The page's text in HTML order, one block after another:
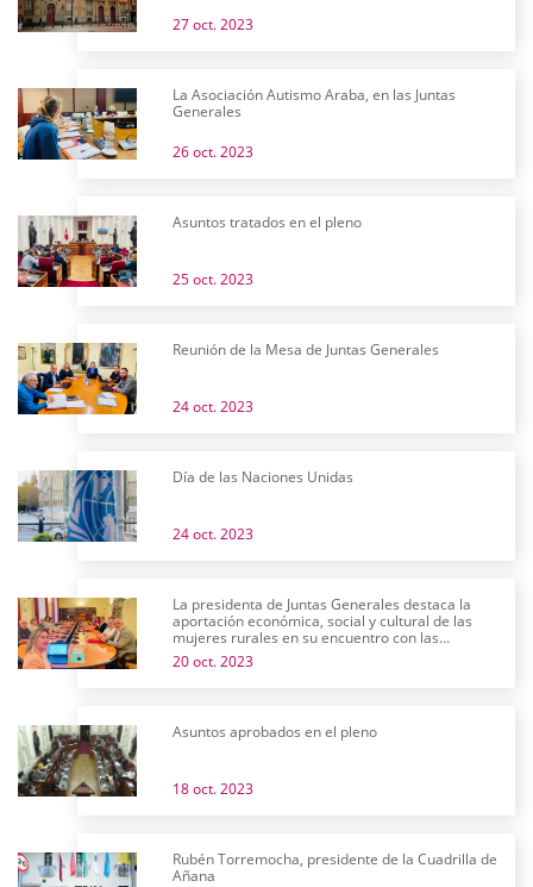
27 oct. 2023
La Asociación Autismo Araba, en las Juntas
Generales
26 oct. 2023
Asuntos tratados en el pleno
25 oct. 2023
Reunión de la Mesa de Juntas Generales
24 oct. 2023
Día de las Naciones Unidas
24 oct. 2023
La presidenta de Juntas Generales destaca la
aportación económica, social y cultural de las
mujeres rurales en su encuentro con las
Asociaciones de Desarrollo del territorio
20 oct. 2023
Asuntos aprobados en el pleno
18 oct. 2023
Rubén Torremocha, presidente de la Cuadrilla de
Añana